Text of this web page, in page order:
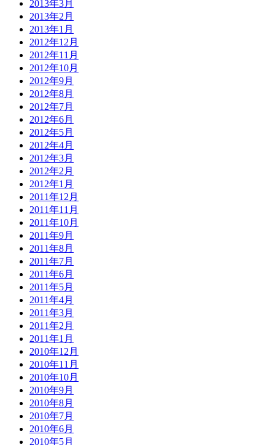
2013年3月
2013年2月
2013年1月
2012年12月
2012年11月
2012年10月
2012年9月
2012年8月
2012年7月
2012年6月
2012年5月
2012年4月
2012年3月
2012年2月
2012年1月
2011年12月
2011年11月
2011年10月
2011年9月
2011年8月
2011年7月
2011年6月
2011年5月
2011年4月
2011年3月
2011年2月
2011年1月
2010年12月
2010年11月
2010年10月
2010年9月
2010年8月
2010年7月
2010年6月
2010年5月